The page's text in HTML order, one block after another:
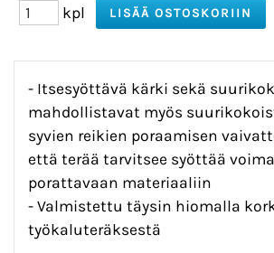
kpl
- Itsesyöttävä kärki sekä
mahdollistavat myös
syvien reikien poraamisen
että terää tarvitsee syöttää
porattavaan materiaaliin
- Valmistettu täysin hiomalla
työkaluteräksestä